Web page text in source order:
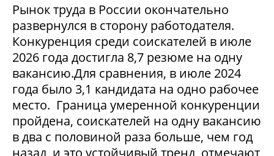
Рынок труда в России окончательно
развернулся в сторону работодателя.
Конкуренция среди соискателей в июле
2026 года достигла 8,7 резюме на одну
вакансию.Для сравнения, в июле 2024
года было 3,1 кандидата на одно рабочее
место. Граница умеренной конкуренции
пройдена, соискателей на одну вакансию
в два с половиной раза больше, чем год
назад, и это устойчивый тренд, отмечают